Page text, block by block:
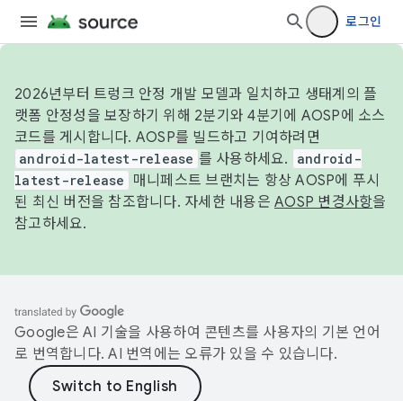
로그인
2026년부터 트렁크 안정 개발 모델과 일치하고 생태계의 플
랫폼 안정성을 보장하기 위해 2분기와 4분기에 AOSP에 소스
코드를 게시합니다. AOSP를 빌드하고 기여하려면
android-latest-release 를 사용하세요.
android-
latest-release
매니페스트 브랜치는 항상 AOSP에 푸시
된 최신 버전을 참조합니다. 자세한 내용은 AOSP 변경사항을
참고하세요.
Google은 AI 기술을 사용하여 콘텐츠를 사용자의 기본 언어
로 번역합니다. AI 번역에는 오류가 있을 수 있습니다.